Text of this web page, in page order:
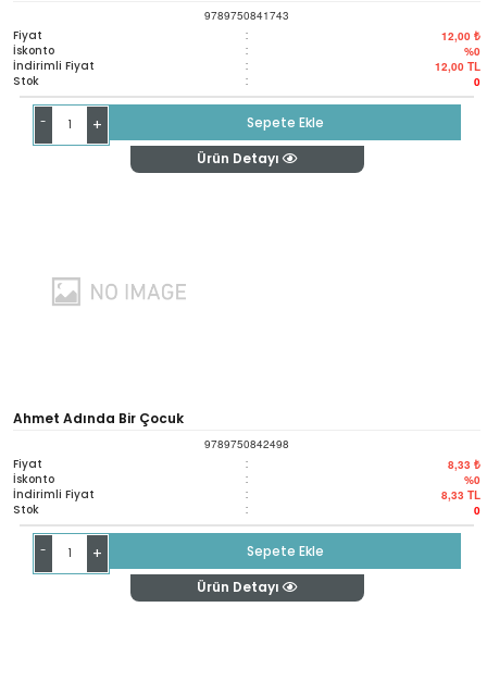
9789750841743
Fiyat : 12,00 ₺
İskonto : %0
İndirimli Fiyat : 12,00 TL
Stok : 0
- +
Sepete Ekle
Ürün Detayı
Ahmet Adında Bir Çocuk
9789750842498
Fiyat : 8,33 ₺
İskonto : %0
İndirimli Fiyat : 8,33 TL
Stok : 0
- +
Sepete Ekle
Ürün Detayı